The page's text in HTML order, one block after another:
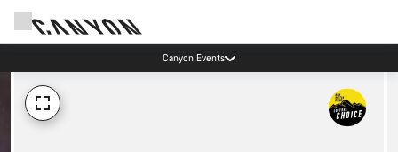
Canyon Events